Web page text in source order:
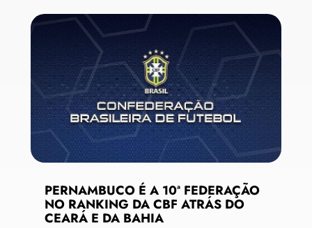
PERNAMBUCO É A 10ª FEDERAÇÃO
NO RANKING DA CBF ATRÁS DO
CEARÁ E DA BAHIA